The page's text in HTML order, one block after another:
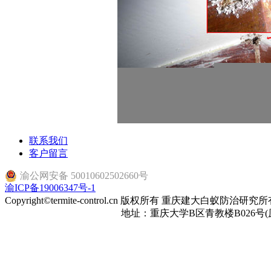
联系我们
客户留言
渝公网安备 50010602502660号
渝ICP备19006347号-1
Copyright©termite-control.cn 版权所有 重庆建大白蚁防治研究
地址：重庆大学B区青教楼B026号(